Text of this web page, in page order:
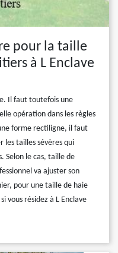
pour la taille
à L Enclave
Il faut toutefois une
opération dans les règles
forme rectiligne, il faut
les tailles sévères qui
Selon le cas, taille de
va ajuster son
pour une taille de haie
vous résidez à L Enclave